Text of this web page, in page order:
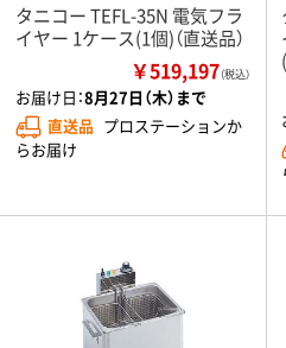
タニコー TEFL-35N 電気フラ
イヤー 1ケース(1個)（直送品）
￥519,197（税込）
お届け日：8月27日（木）まで
直送品 プロステーションか
らお届け